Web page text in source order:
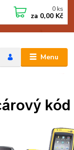
Menu
0 ks
za 0,00 Kč